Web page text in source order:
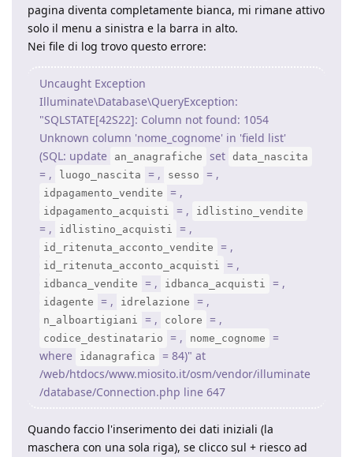
pagina diventa completamente bianca, mi rimane attivo
solo il menu a sinistra e la barra in alto.
Nei file di log trovo questo errore:
Uncaught Exception
Illuminate\Database\QueryException:
"SQLSTATE[42S22]: Column not found: 1054
Unknown column 'nome_cognome' in 'field list'
(SQL: update
an_anagrafiche set data_nascita
= , luogo_nascita = , sesso = ,
idpagamento_vendite = ,
idpagamento_acquisti = , idlistino_vendite
= , idlistino_acquisti = ,
id_ritenuta_acconto_vendite = ,
id_ritenuta_acconto_acquisti = ,
idbanca_vendite = , idbanca_acquisti = ,
idagente = , idrelazione = ,
n_alboartigiani = , colore = ,
codice_destinatario = , nome_cognome
=
where
idanagrafica
= 84)" at
/web/htdocs/www.miosito.it/osm/vendor/illuminate
/database/Connection.php line 647
Quando faccio l'inserimento dei dati iniziali (la
maschera con una sola riga), se clicco sul + riesco ad